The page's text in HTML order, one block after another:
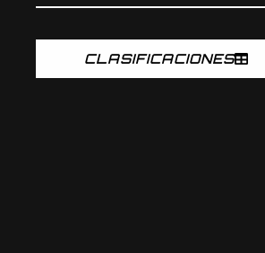
CLASIFICACIONES